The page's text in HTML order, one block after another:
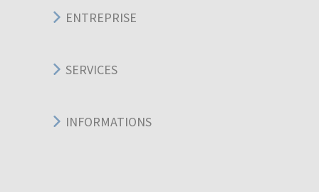
ENTREPRISE
SERVICES
INFORMATIONS